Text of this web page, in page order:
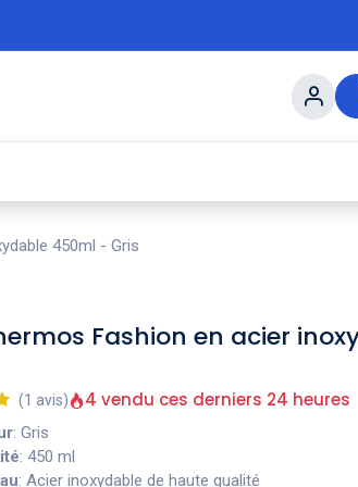
450ml - Gris
Fashion en acier
(1 avis) 4 vendu ces derniers 24 heures
: Gris
: 450 ml
: Acier inoxydable de haute qualité